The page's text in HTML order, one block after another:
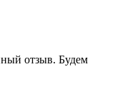
отзыв. Будем